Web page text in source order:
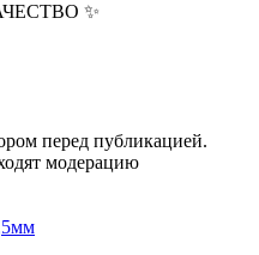
✨
перед публикацией.
модерацию